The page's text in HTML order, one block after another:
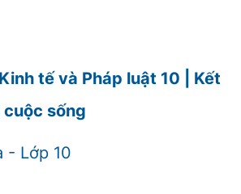
tế và Pháp luật 10 | Kết
sống
- Lớp 10